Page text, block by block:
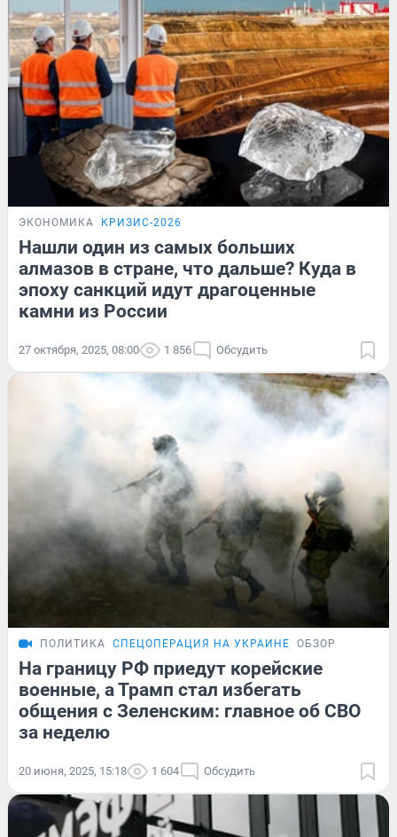
ЭКОНОМИКА КРИЗИС-2026
Нашли один из самых больших
алмазов в стране, что дальше? Куда в
эпоху санкций идут драгоценные
камни из России
27 октября, 2025, 08:00 1 856 Обсудить
ПОЛИТИКА СПЕЦОПЕРАЦИЯ НА УКРАИНЕ ОБЗОР
На границу РФ приедут корейские
военные, а Трамп стал избегать
общения с Зеленским: главное об СВО
за неделю
20 июня, 2025, 15:18 1 604 Обсудить